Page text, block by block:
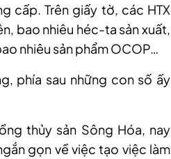
cấp. Trên giấy tờ, các HTX
bao nhiêu héc-ta sản xuất,
nhiêu sản phẩm OCOP…
phía sau những con số ấy
thủy sản Sông Hóa, nay
gọn về việc tạo việc làm